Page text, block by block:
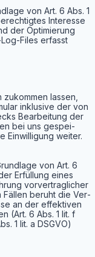
von Art. 6 Abs. 1
Inter­es­se
der Opti­mie­rung
Files erfasst
las­sen,
inklu­si­ve der von
Bear­bei­tung der
bei uns gespei­
Ein­wil­li­gung weiter.
von Art. 6
Erfül­lung eines
vor­ver­trag­li­cher
Fäl­len beruht die Ver­
an der effek­ti­ven
(Art. 6 Abs. 1 lit. f
1 lit. a DSGVO)